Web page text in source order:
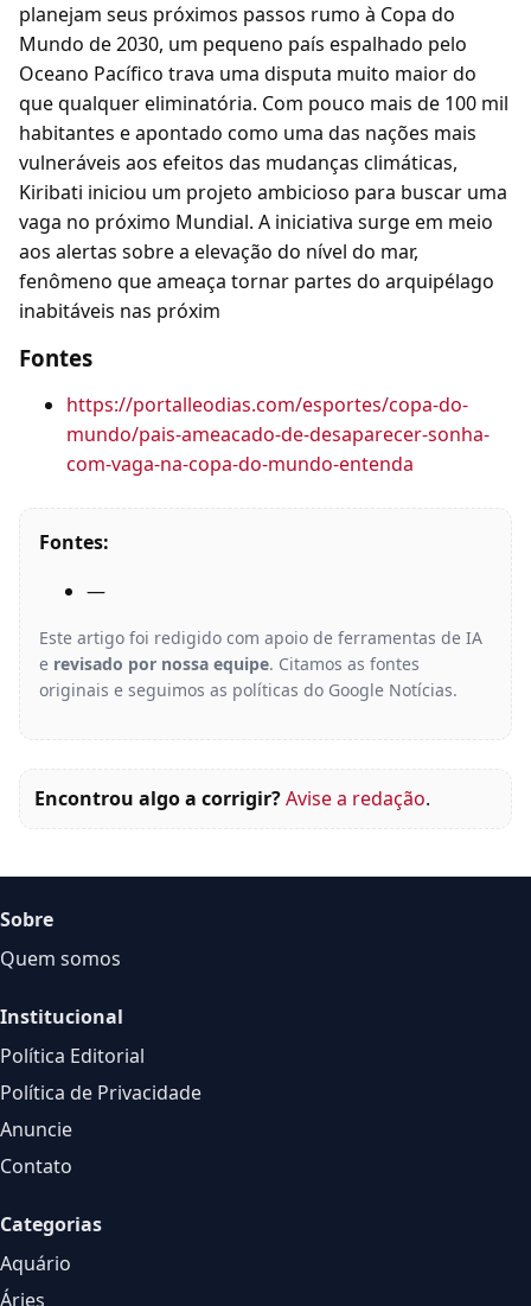
planejam seus próximos passos rumo à Copa do
Mundo de 2030, um pequeno país espalhado pelo
Oceano Pacífico trava uma disputa muito maior do
que qualquer eliminatória. Com pouco mais de 100 mil
habitantes e apontado como uma das nações mais
vulneráveis aos efeitos das mudanças climáticas,
Kiribati iniciou um projeto ambicioso para buscar uma
vaga no próximo Mundial. A iniciativa surge em meio
aos alertas sobre a elevação do nível do mar,
fenômeno que ameaça tornar partes do arquipélago
inabitáveis nas próxim
Fontes
https://portalleodias.com/esportes/copa-do-
mundo/pais-ameacado-de-desaparecer-sonha-
com-vaga-na-copa-do-mundo-entenda
Fontes:
—
Este artigo foi redigido com apoio de ferramentas de IA
e revisado por nossa equipe. Citamos as fontes
originais e seguimos as políticas do Google Notícias.
Encontrou algo a corrigir?Avise a redação.
Sobre
Quem somos
Institucional
Política Editorial
Política de Privacidade
Anuncie
Contato
Categorias
Aquário
Áries